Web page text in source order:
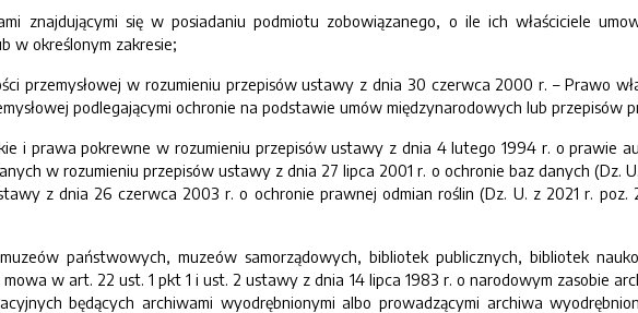
znajdującymi się w posiadaniu podmiotu zobowiązanego, o ile ich właściciele
w określonym zakresie;
przemysłowej w rozumieniu przepisów ustawy z dnia 30 czerwca 2000 r. – Prawo
podlegającymi ochronie na podstawie umów międzynarodowych lub przepisów
i prawa pokrewne w rozumieniu przepisów ustawy z dnia 4 lutego 1994 r. o prawie
w rozumieniu przepisów ustawy z dnia 27 lipca 2001 r. o ochronie baz danych (Dz.
z dnia 26 czerwca 2003 r. o ochronie prawnej odmian roślin (Dz. U. z 2021 r. poz.
państwowych, muzeów samorządowych, bibliotek publicznych, bibliotek
w art. 22 ust. 1 pkt 1 i ust. 2 ustawy z dnia 14 lipca 1983 r. o narodowym zasobie
będących archiwami wyodrębnionymi albo prowadzącymi archiwa